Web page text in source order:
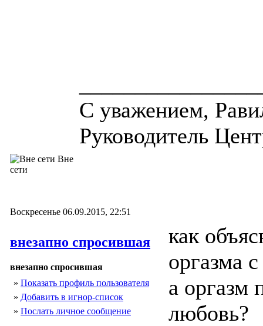
С уважением,
Руководитель
Вне
сети
Воскресенье 06.09.2015, 22:51
внезапно спросившая
внезапно спросившая
» Показать профиль пользователя
» Добавить в игнор-список
» Послать личное сообщение
как
оргазма
а оргазм
любовь?